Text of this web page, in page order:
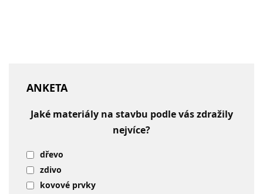
ANKETA
Jaké materiály na stavbu podle vás zdražily
nejvíce?
dřevo
zdivo
kovové prvky